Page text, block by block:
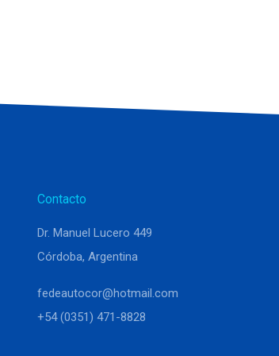
Contacto
Dr. Manuel Lucero 449
Córdoba, Argentina
fedeautocor@hotmail.com
+54 (0351) 471-8828